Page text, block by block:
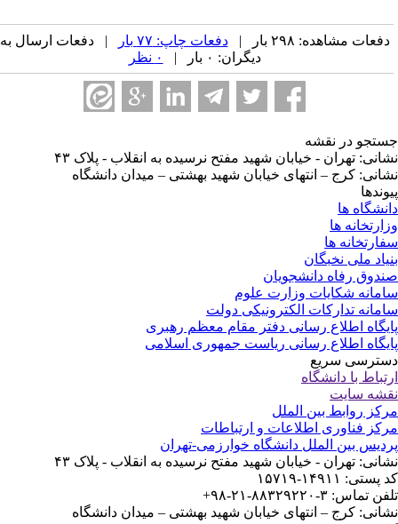
دفعات مشاهده: ۲۹۸ بار | دفعات چاپ: ۷۷ بار
| دفعات ارسال به
دیگران: ۰ بار |
در نقشه
تهران - خیابان شهید مفتح نرسیده به انقلاب - پلاک ۴۳
کرج – انتهای خیابان شهید بهشتی – میدان دانشگاه
ها
ها
ها
ملی نخبگان
رفاه دانشجویان
شکایات وزارت علوم
تدارکات الکترونیکی دولت
اطلاع رسانی دفتر مقام معظم رهبری
اطلاع رسانی ریاست جمهوری اسلامی
سریع
با دانشگاه
سایت
روابط بین الملل
فناوری اطلاعات و ارتباطات
بین الملل دانشگاه خوارزمی-تهران
تهران - خیابان شهید مفتح نرسیده به انقلاب - پلاک ۴۳
۱۴۹۱۱-۱۵۷۱۹
تماس: ۳-۸۸۳۲۹۲۲۰-۲۱-۹۸+
کرج – انتهای خیابان شهید بهشتی – میدان دانشگاه